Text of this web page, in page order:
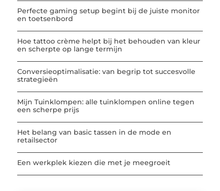
Perfecte gaming setup begint bij de juiste monitor
en toetsenbord
Hoe tattoo crème helpt bij het behouden van kleur
en scherpte op lange termijn
Conversieoptimalisatie: van begrip tot succesvolle
strategieën
Mijn Tuinklompen: alle tuinklompen online tegen
een scherpe prijs
Het belang van basic tassen in de mode en
retailsector
Een werkplek kiezen die met je meegroeit